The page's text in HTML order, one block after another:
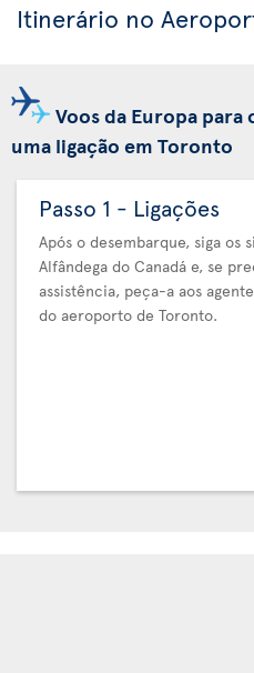
Itinerário no
Voos da Europa para
uma ligação em Toronto
Passo 1 - Ligações
Após o desembarque, siga os
Alfândega do Canadá e, se
assistência, peça-a aos
do aeroporto de Toronto.